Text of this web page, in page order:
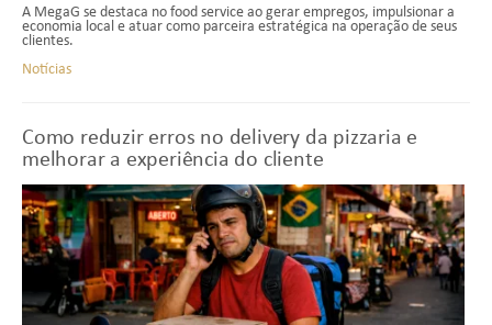
A MegaG se destaca no food service ao gerar empregos, impulsionar a
economia local e atuar como parceira estratégica na operação de seus
clientes.
Notícias
Como reduzir erros no delivery da pizzaria e
melhorar a experiência do cliente